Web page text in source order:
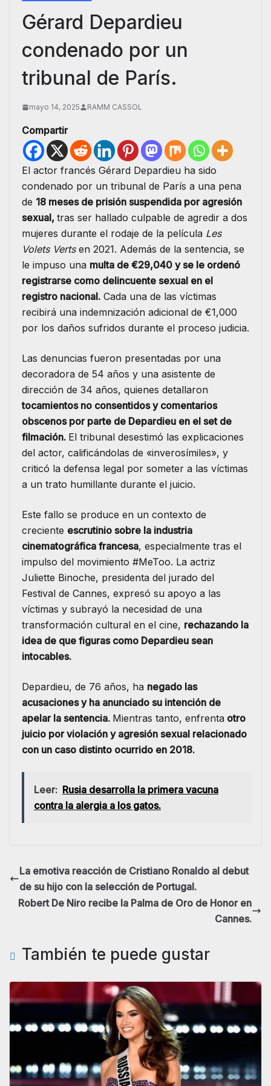
Gérard Depardieu
condenado por un
tribunal de París.
mayo 14, 2025 RAMM CASSOL
Compartir
El actor francés Gérard Depardieu ha sido
condenado por un tribunal de París a una pena
de 18 meses de prisión suspendida por agresión
sexual, tras ser hallado culpable de agredir a dos
mujeres durante el rodaje de la película Les
Volets Vertsen 2021. Además de la sentencia, se
le impuso una multa de €29,040 y se le ordenó
registrarse como delincuente sexual en el
registro nacional. Cada una de las víctimas
recibirá una indemnización adicional de €1,000
por los daños sufridos durante el proceso judicia.
Las denuncias fueron presentadas por una
decoradora de 54 años y una asistente de
dirección de 34 años, quienes detallaron
tocamientos no consentidos y comentarios
obscenos por parte de Depardieu en el set de
filmación. El tribunal desestimó las explicaciones
del actor, calificándolas de «inverosímiles», y
criticó la defensa legal por someter a las víctimas
a un trato humillante durante el juicio.
Este fallo se produce en un contexto de
creciente escrutinio sobre la industria
cinematográfica francesa, especialmente tras el
impulso del movimiento #MeToo. La actriz
Juliette Binoche, presidenta del jurado del
Festival de Cannes, expresó su apoyo a las
víctimas y subrayó la necesidad de una
transformación cultural en el cine, rechazando la
idea de que figuras como Depardieu sean
intocables.
Depardieu, de 76 años, ha negado las
acusaciones y ha anunciado su intención de
apelar la sentencia. Mientras tanto, enfrenta otro
juicio por violación y agresión sexual relacionado
con un caso distinto ocurrido en 2018.
Leer: Rusia desarrolla la primera vacuna
contra la alergia a los gatos.
La emotiva reacción de Cristiano Ronaldo al debut
de su hijo con la selección de Portugal.
Robert De Niro recibe la Palma de Oro de Honor en
Cannes.
También te puede gustar